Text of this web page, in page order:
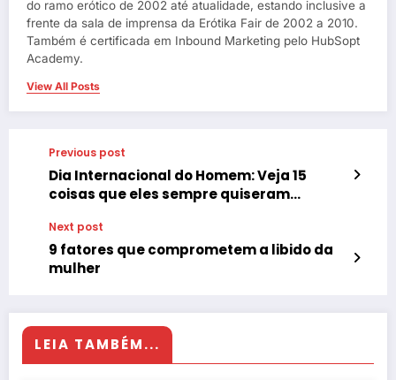
do ramo erótico de 2002 até atualidade, estando inclusive a
frente da sala de imprensa da Erótika Fair de 2002 a 2010.
Também é certificada em Inbound Marketing pelo HubSopt
Academy.
View All Posts
Previous post
Dia Internacional do Homem: Veja 15
coisas que eles sempre quiseram
Next post
9 fatores que comprometem a libido da
mulher
LEIA TAMBÉM...